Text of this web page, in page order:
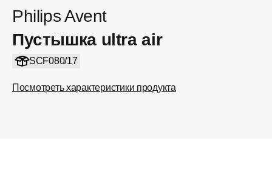
Philips Avent
Пустышка ultra air
SCF080/17
Посмотреть характеристики продукта